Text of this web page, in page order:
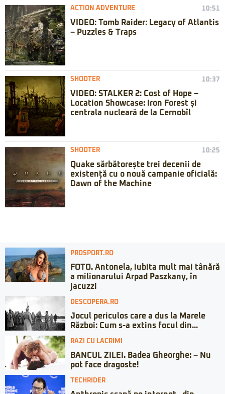
ACTION ADVENTURE 10:51
VIDEO: Tomb Raider: Legacy of Atlantis
– Puzzles & Traps
SHOOTER 10:37
VIDEO: STALKER 2: Cost of Hope –
Location Showcase: Iron Forest și
centrala nucleară de la Cernobîl
SHOOTER 10:25
Quake sărbătorește trei decenii de
existență cu o nouă campanie oficială:
Dawn of the Machine
PROSPORT.RO
FOTO. Antonela, iubita mult mai tânără
a milionarului Arpad Paszkany, în
jacuzzi
DESCOPERA.RO
Jocul periculos care a dus la Marele
Război: Cum s-a extins focul din...
RAZI CU LACRIMI
BANCUL ZILEI. Badea Gheorghe: – Nu
pot face dragoste!
TECHRIDER